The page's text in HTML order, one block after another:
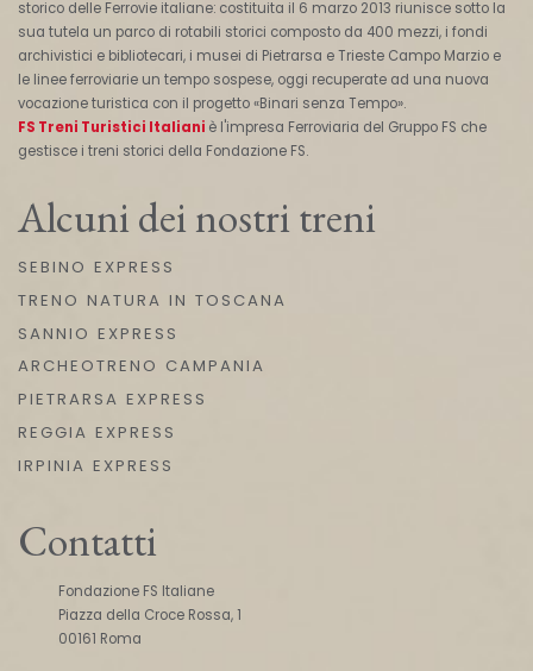
storico delle Ferrovie italiane: costituita il 6 marzo 2013 riunisce sotto la
sua tutela un parco di rotabili storici composto da 400 mezzi, i fondi
archivistici e bibliotecari, i musei di Pietrarsa e Trieste Campo Marzio e
le linee ferroviarie un tempo sospese, oggi recuperate ad una nuova
vocazione turistica con il progetto «Binari senza Tempo».
FS Treni Turistici Italiani è l'impresa Ferroviaria del Gruppo FS che
gestisce i treni storici della Fondazione FS.
Alcuni dei nostri treni
SEBINO EXPRESS
TRENO NATURA IN TOSCANA
SANNIO EXPRESS
ARCHEOTRENO CAMPANIA
PIETRARSA EXPRESS
REGGIA EXPRESS
IRPINIA EXPRESS
Contatti
Fondazione FS Italiane
Piazza della Croce Rossa, 1
00161 Roma